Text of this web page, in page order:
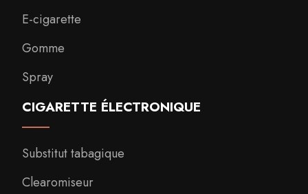
E-cigarette
Gomme
Spray
CIGARETTE ÉLECTRONIQUE
Substitut tabagique
Clearomiseur